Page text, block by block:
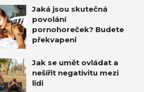
Jaká jsou skutečná
povolání
pornohoreček? Budete
překvapeni
Jak se umět ovládat a
nešířit negativitu mezi
lidi